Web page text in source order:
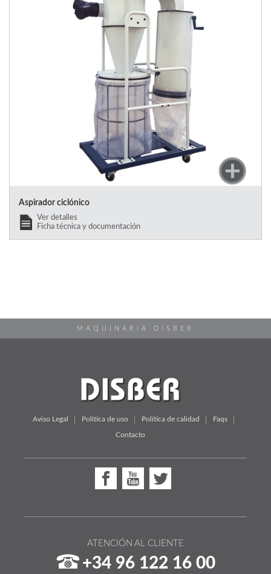
Aspirador ciclónico
Ver detalles
Ficha técnica y documentación
MAQUINARIA DISBER
Aviso Legal Política de uso Política de calidad Faqs
Contacto
ATENCIÓN AL CLIENTE
+34 96 122 16 00